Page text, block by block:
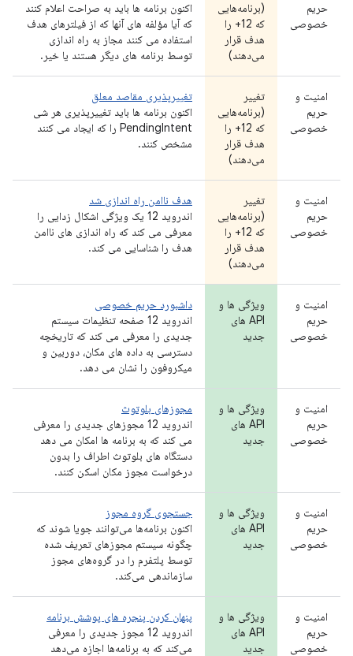
حریم
خصوصی
(برنامه‌هایی
که 12+ را
هدف قرار
می‌دهند)
اکنون برنامه ها باید به صراحت اعلام کنند
که آیا مؤلفه های آنها که از فیلترهای هدف
استفاده می کنند مجاز به راه اندازی
توسط برنامه های دیگر هستند یا خیر.
امنیت و
حریم
خصوصی
تغییر
(برنامه‌هایی
که 12+ را
هدف قرار
می‌دهند)
تغییرپذیری مقاصد معلق
اکنون برنامه ها باید تغییرپذیری هر شی
PendingIntent را که ایجاد می کنند
مشخص کنند.
امنیت و
حریم
خصوصی
تغییر
(برنامه‌هایی
که 12+ را
هدف قرار
می‌دهند)
هدف ناامن راه اندازی شد
اندروید 12 یک ویژگی اشکال زدایی را
معرفی می کند که راه اندازی های ناامن
هدف را شناسایی می کند.
امنیت و
حریم
خصوصی
ویژگی ها و
API های
جدید
داشبورد حریم خصوصی
اندروید 12 صفحه تنظیمات سیستم
جدیدی را معرفی می کند که تاریخچه
دسترسی به داده های مکان، دوربین و
میکروفون را نشان می دهد.
امنیت و
حریم
خصوصی
ویژگی ها و
API های
جدید
مجوزهای بلوتوث
اندروید 12 مجوزهای جدیدی را معرفی
می کند که به برنامه ها امکان می دهد
دستگاه های بلوتوث اطراف را بدون
درخواست مجوز مکان اسکن کنند.
امنیت و
حریم
خصوصی
ویژگی ها و
API های
جدید
جستجوی گروه مجوز
اکنون برنامه‌ها می‌توانند جویا شوند که
چگونه سیستم مجوزهای تعریف شده
توسط پلتفرم را در گروه‌های مجوز
سازماندهی می‌کند.
امنیت و
حریم
خصوصی
ویژگی ها و
API های
جدید
پنهان کردن پنجره های پوشش برنامه
اندروید 12 مجوز جدیدی را معرفی
می‌کند که به برنامه‌ها اجازه می‌دهد